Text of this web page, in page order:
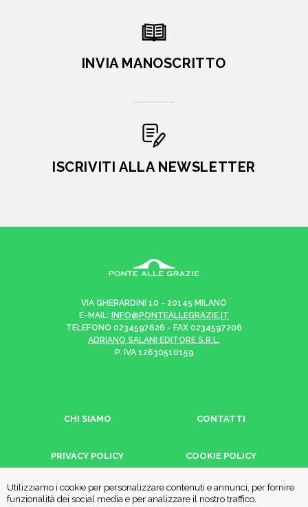
Utilizziamo i cookie per personalizzare contenuti e annunci, per fornire
funzionalità dei social media e per analizzare il nostro traffico.
INVIA MANOSCRITTO
ISCRIVITI ALLA NEWSLETTER
VIA GHERARDINI 10 - 20145 MILANO
E-MAIL: INFO@PONTEALLEGRAZIE.IT
TELEFONO 0234597626 - FAX 0234597206
ADRIANO SALANI EDITORE S.R.L.
P. IVA 12630510159
CHI SIAMO CONTATTI
PRIVACY POLICY COOKIE POLICY
Una casa editrice del Gruppo editoriale Mauri Spagnol